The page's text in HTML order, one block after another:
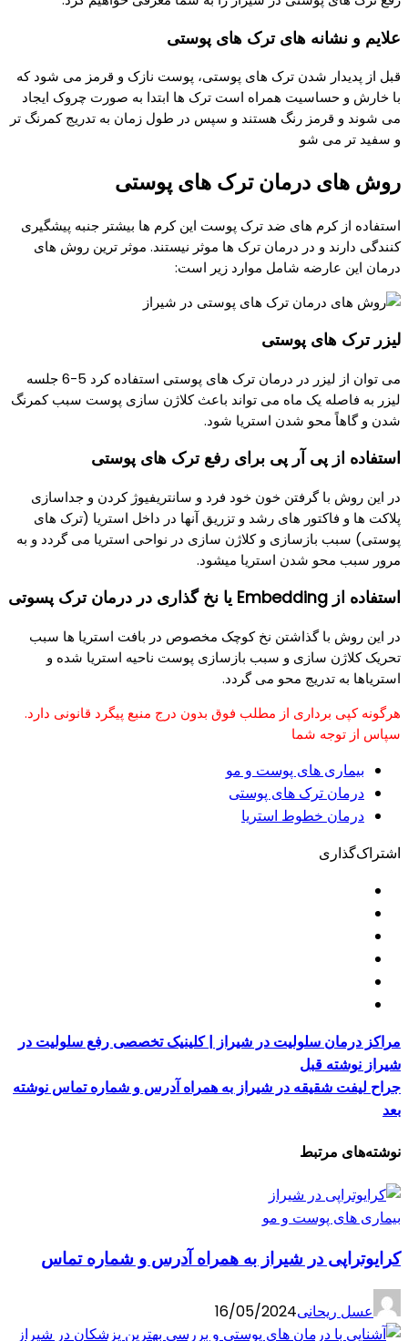
علایم و نشانه های ترک های پوستی
قبل از پدیدار شدن ترک های پوستی، پوست نازک و قرمز می شود که
با خارش و حساسیت همراه است ترک ها ابتدا به صورت چروک ایجاد
می شوند و قرمز رنگ هستند و سپس در طول زمان به تدریج کمرنگ تر
و سفید تر می شو
روش های درمان ترک های پوستی
استفاده از کرم های ضد ترک پوست این کرم ها بیشتر جنبه پیشگیری
کنندگی دارند و در درمان ترک ها موثر نیستند. موثر ترین روش های
درمان این عارضه شامل موارد زیر است:
لیزر ترک های پوستی
می توان از لیزر در درمان ترک های پوستی استفاده کرد 5-6 جلسه
لیزر به فاصله یک ماه می تواند باعث کلاژن سازی پوست سبب کمرنگ
شدن و گاهاً محو شدن استریا شود.
استفاده از پی آر پی برای رفع ترک های پوستی
در این روش با گرفتن خون خود فرد و سانتریفیوژ کردن و جداسازی
پلاکت ها و فاکتور های رشد و تزریق آنها در داخل استریا (ترک های
پوستی) سبب بازسازی و کلاژن سازی در نواحی استریا می گردد و به
مرور سبب محو شدن استریا میشود.
استفاده از Embedding یا نخ گذاری در درمان ترک پسوتی
در این روش با گذاشتن نخ کوچک مخصوص در بافت استریا ها سبب
تحریک کلاژن سازی و سبب بازسازی پوست ناحیه استریا شده و
استریاها به تدریج محو می گردد.
هرگونه کپی برداری از مطلب فوق بدون درج منبع پیگرد قانونی دارد.
سپاس از توجه شما
بیماری های پوست و مو
درمان ترک های پوستی
درمان خطوط استریا
اشتراک‌گذاری
مراکز درمان سلولیت در شیراز | کلینیک تخصصی رفع سلولیت در
شیراز نوشته قبل
جراح لیفت شقیقه در شیراز به همراه آدرس و شماره تماس نوشته
بعد
نوشته‌های مرتبط
بیماری های پوست و مو
کرایوتراپی در شیراز به همراه آدرس و شماره تماس
عسل ریحانی16/05/2024